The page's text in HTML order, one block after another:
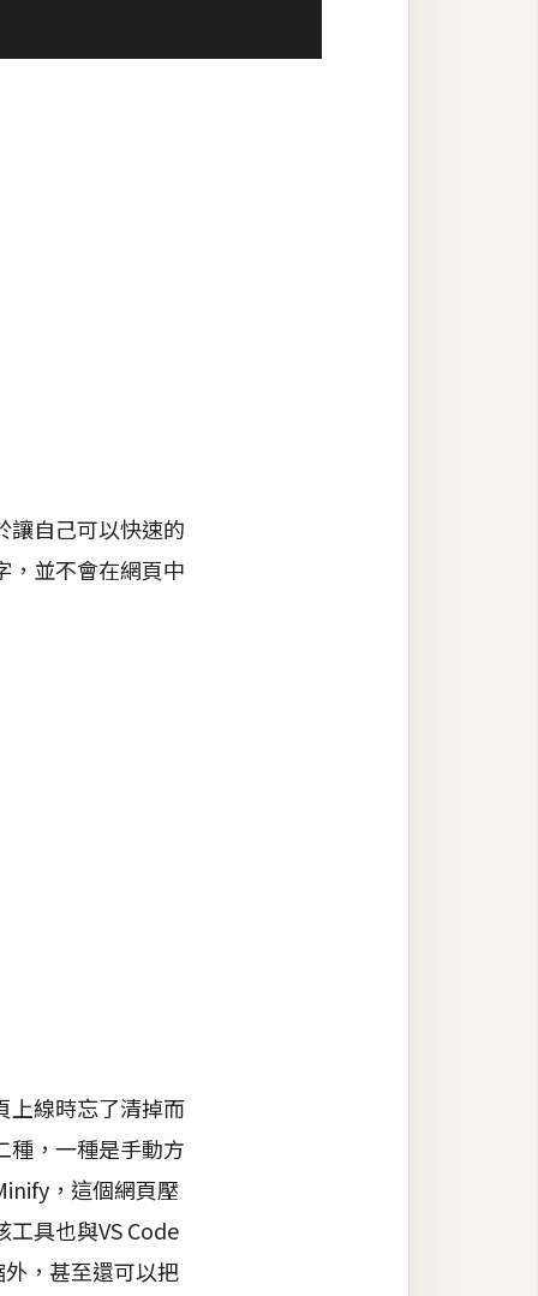
自己可以快速的
，並不會在網頁中
上線時忘了清掉而
種，一種是手動方
，這個網頁壓
具也與VS Code
，甚至還可以把